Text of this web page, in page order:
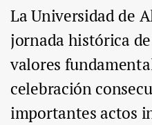
La Universidad de
jornada histórica
valores
celebración
importantes actos